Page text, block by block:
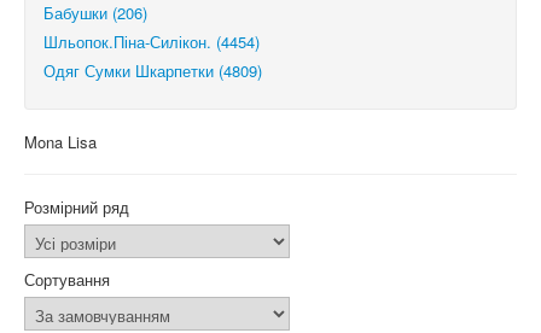
Бабушки (206)
Шльопок.Піна-Силікон. (4454)
Одяг Сумки Шкарпетки (4809)
Mona Lisa
Розмірний ряд
Сортування